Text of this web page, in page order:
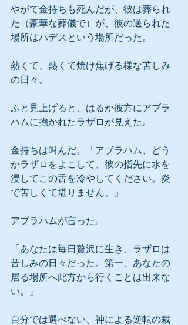
やがて金持ちも死んだが、彼は葬られ
た（豪華な葬儀で）が、彼の送られた
場所はハデスという場所だった。
熱くて、熱くて焼け焦げる様な苦しみ
の日々。
ふと見上げると、はるか彼方にアブラ
ハムに抱かれたラザロが見えた。
金持ちは叫んだ。「アブラハム、どう
かラザロをよこして、彼の指先に水を
浸してこの舌を冷やしてください。炎
で苦しくて堪りません。」
アブラハムが言った。
「あなたは毎日贅沢に生き、ラザロは
苦しみの日々だった。第一、あなたの
居る場所へ此方から行くことは出来な
い。」
自分では選べない、神による逆転の裁